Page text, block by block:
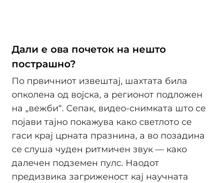
Дали е ова почеток на нешто
пострашно?
По првичниот извештај, шахтата била
опколена од војска, а регионот подложен
на „вежби“. Сепак, видео-снимката што се
појави тајно покажува како светлото се
гаси крај црната празнина, а во позадина
се слуша чуден ритмичен звук — како
далечен подземен пулс. Наодот
предизвика загриженост кај научната